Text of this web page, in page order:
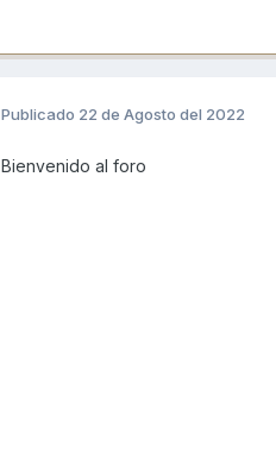
Publicado 22 de Agosto del 2022
Bienvenido al foro